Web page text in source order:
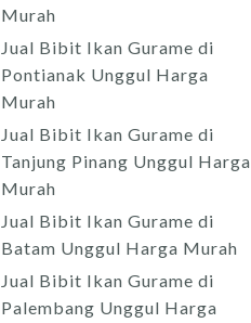
Murah
Jual Bibit Ikan Gurame di
Pontianak Unggul Harga
Murah
Jual Bibit Ikan Gurame di
Tanjung Pinang Unggul Harga
Murah
Jual Bibit Ikan Gurame di
Batam Unggul Harga Murah
Jual Bibit Ikan Gurame di
Palembang Unggul Harga